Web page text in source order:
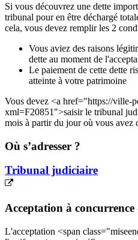
Si vous découvrez une dette
tribunal pour en être déchargé
cela, vous devez remplir les 2
Vous aviez des raisons
dette au moment de
Le paiement de cette dette
atteinte à votre patrimoine
Vous devez <a href="https://ville-
xml=F20851">saisir le tribunal
mois à partir du jour où vous avez
Où s’adresser ?
Tribunal judiciaire
Acceptation à
L'acceptation <span